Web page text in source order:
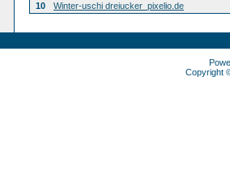
10
Winter-uschi dreiucker_pixelio.de
Copyright